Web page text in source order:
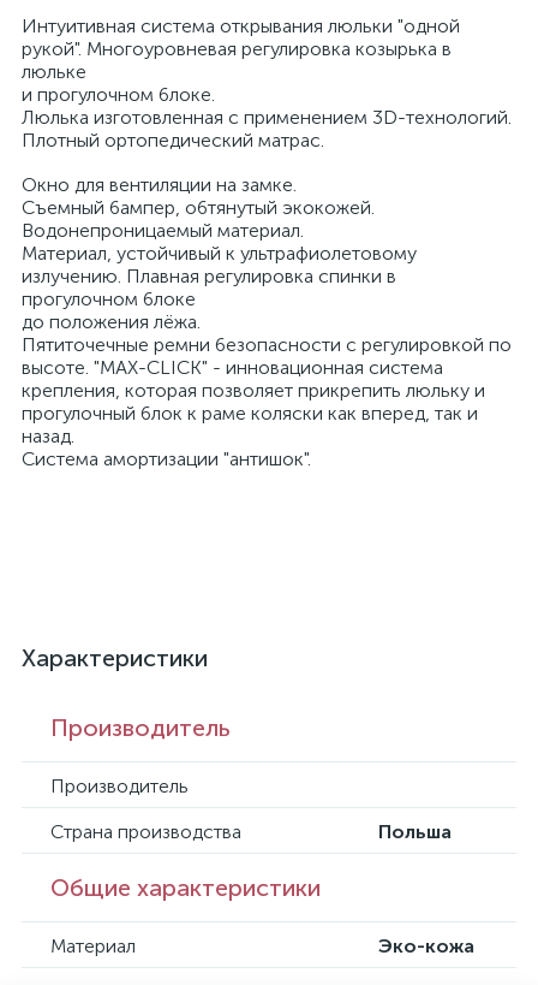
Интуитивная система открывания люльки "одной
рукой". Многоуровневая регулировка козырька в
люльке
и прогулочном 6локе.
Люлька изготовленная с применением 3D-технологий.
Плотный ортопедический матрас.
Окно для вентиляции на замке.
Съемный 6ампер, о6тянутый экокожей.
Водонепроницаемый материал.
Материал, устойчивый к ультрафиолетовому
излучению. Плавная регулировка спинки в
прогулочном 6локе
до положения лëжа.
Пятиточечные ремни 6езопасности с регулировкой по
высоте. "MAX-CLICK" - инновационная система
крепления, которая позволяет прикрепить люльку и
прогулочный 6лок к раме коляски как вперед, так и
назад.
Система амортизации "антишок".
Характеристики
Производитель
Производитель
Страна производства
Польша
Общие характеристики
Материал Эко-кожа